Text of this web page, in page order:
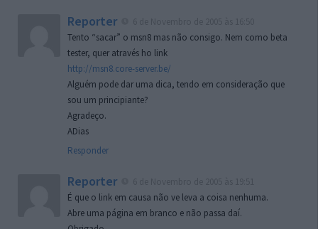
Reporter
Tento “sacar” o msn8 mas não consigo. Nem como beta
tester, quer através ho link
http://msn8.core-server.be/
Alguém pode dar uma dica, tendo em consideração que
sou um principiante?
Agradeço.
ADias
Responder
Reporter
É que o link em causa não ve leva a coisa nenhuma.
Abre uma página em branco e não passa daí.